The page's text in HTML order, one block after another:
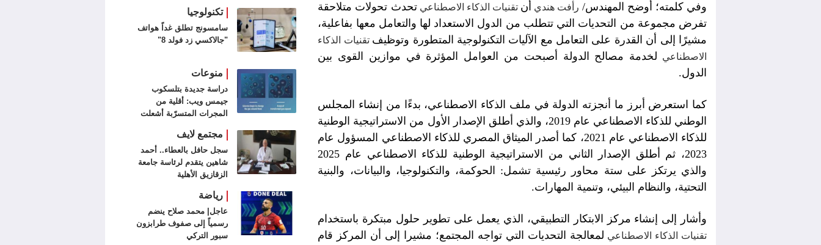
وفي كلمته؛ أوضح المهندس/ رأفت هندي أن تقنيات الذكاء الاصطناعيتحدث تحولات متلاحقة
تفرض مجموعة من التحديات التي تتطلب من الدول الاستعداد لها والتعامل معها بفاعلية،
مشيرًا إلى أن القدرة على التعامل مع الآليات التكنولوجية المتطورة وتوظيف تقنيات الذكاء
الاصطناعي لخدمة مصالح الدولة أصبحت من العوامل المؤثرة في موازين القوى بين
الدول.
كما استعرض أبرز ما أنجزته الدولة في ملف الذكاء الاصطناعي، بدءًا من إنشاء المجلس
الوطني للذكاء الاصطناعي عام 2019، والذي أطلق الإصدار الأول من الاستراتيجية الوطنية
للذكاء الاصطناعي عام 2021، كما أصدر الميثاق المصري للذكاء الاصطناعي المسؤول عام
2023، ثم أطلق الإصدار الثاني من الاستراتيجية الوطنية للذكاء الاصطناعي عام 2025
والذي يرتكز على ستة محاور رئيسية تشمل: الحوكمة، والتكنولوجيا، والبيانات، والبنية
التحتية، والنظام البيئي، وتنمية المهارات.
وأشار إلى إنشاء مركز الابتكار التطبيقي، الذي يعمل على تطوير حلول مبتكرة باستخدام
تقنيات الذكاء الاصطناعي لمعالجة التحديات التي تواجه المجتمع؛ مشيرا إلى أن المركز قام
تكنولوجيا
سامسونج تطلق غداً هواتف
"جالاكسي زد فولد 8"
منوعات
دراسة جديدة بتلسكوب
جيمس ويب: أقلية من
المجرات المتسرّبة أشعلت
مجتمع لايف
سجل حافل بالعطاء.. أحمد
شاهين يتقدم لرئاسة جامعة
الزقازيق الأهلية
رياضة
عاجل| محمد صلاح ينضم
رسمياً إلى صفوف طرابزون
سبور التركي